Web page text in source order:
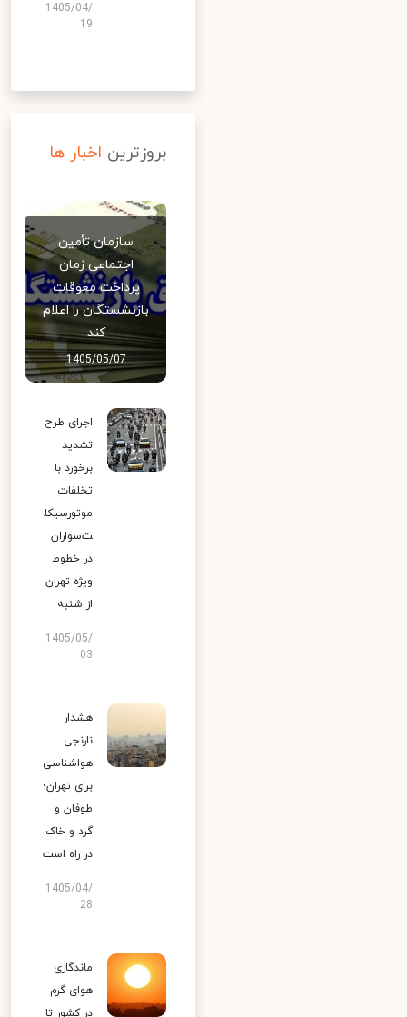
1405/04/
19
بروزترین اخبار ها
سازمان تأمین
اجتماعی زمان
پرداخت معوقات
بازنشستگان را اعلام
کند
1405/05/07
اجرای طرح
تشدید
برخورد با
تخلفات
موتورسیکل
ت‌سواران
در خطوط
ویژه تهران
از شنبه
1405/05/
03
هشدار
نارنجی
هواشناسی
برای تهران؛
طوفان و
گرد و خاک
در راه است
1405/04/
28
ماندگاری
هوای گرم
در کشور تا